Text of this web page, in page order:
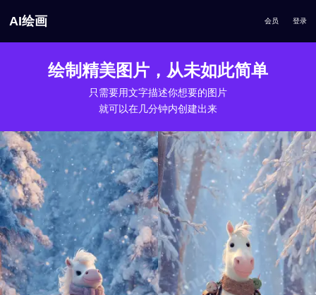
AI绘画 会员 登录
绘制精美图片，从未如此简单
只需要用文字描述你想要的图片
就可以在几分钟内创建出来